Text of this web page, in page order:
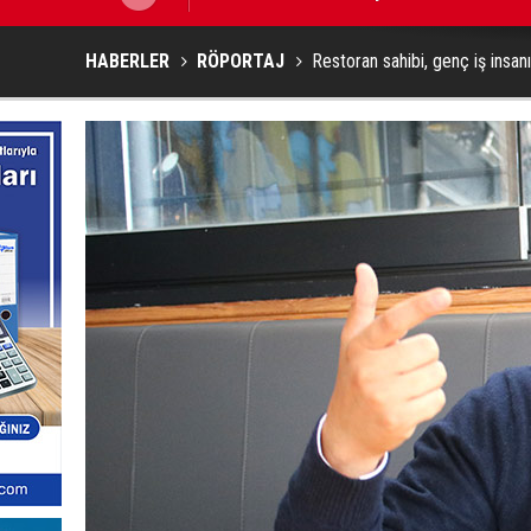
HABERLER RÖPORTAJ Restoran sahibi, genç iş